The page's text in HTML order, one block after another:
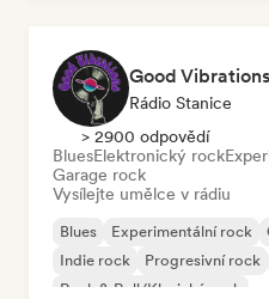
Good
Rádio Stanice
> 2900 odpovědí
BluesElektronický rock
Garage rock
Vysílejte umělce v rádiu
Blues Experimentální rock
Indie rock
Progresivní rock
Rock & Roll/Klasický rock